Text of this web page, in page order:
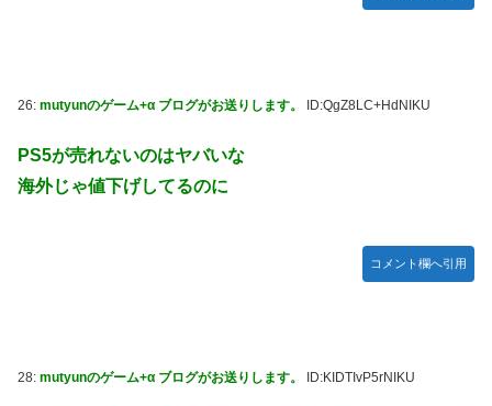
26: mutyunのゲーム+α ブログがお送りします。 ID:QgZ8LC+HdNIKU
PS5が売れないのはヤバいな
海外じゃ値下げしてるのに
コメント欄へ引用
28: mutyunのゲーム+α ブログがお送りします。 ID:KIDTIvP5rNIKU